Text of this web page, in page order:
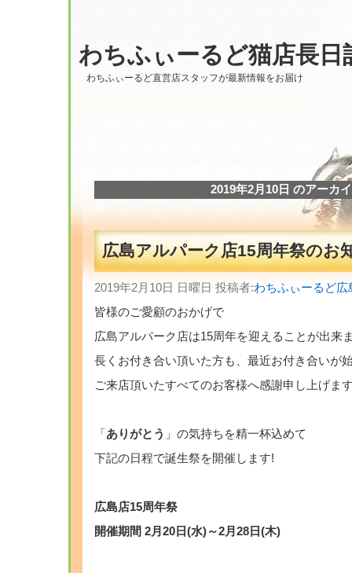
わちふぃーるど猫店長日
わちふぃーるど直営店スタッフが最新情報をお届け
2019年2月10日 のアーカ
広島アルパーク店15周年祭のお
2019年2月10日 日曜日 投稿者:わちふぃーるど
皆様のご愛顧のおかげで
広島アルパーク店は15周年を迎えることが出来
長くお付き合い頂いた方も、最近お付き合いが
ご来店頂いたすべてのお客様へ感謝申し上げま
「 ありがとう 」の気持ちを精一杯込めて
下記の日程で誕生祭を開催します!
広島店15周年祭
開催期間 2月20日(水)～2月28日(木)